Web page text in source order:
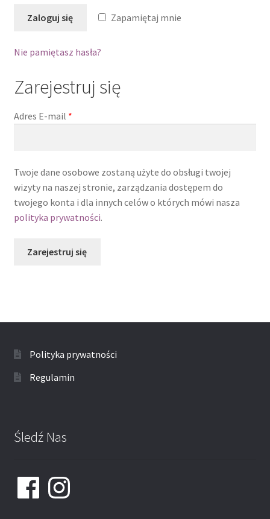
Sklep
Zamówienie
Zaloguj się Zapamiętaj mnie
Nie pamiętasz hasła?
Zarejestruj się
Adres E-mail *
Twoje dane osobowe zostaną użyte do obsługi twojej
wizyty na naszej stronie, zarządzania dostępem do
twojego konta i dla innych celów o których mówi nasza
polityka prywatności.
Zarejestruj się
Polityka prywatności
Regulamin
Śledź Nas
FacebookInstagram